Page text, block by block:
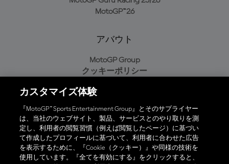
MotoGP™26
アバウト
MotoGP Group
クッキーポリシー
プライバシーポリシー
購入ポリシー
オフィシャルアプリ
カスタマイズ体験
『MotoGP™ Sports Entertainment Group』とそのサプライヤー
は、当社のウェブサイト、製品、サービスとのやり取りを測
定し、利用者の閲覧習慣（例えば閲覧したページ）に基づい
て作成したプロフィールに基づいて、利用者に合わせた広告
を表示するために、『Cookie（クッキー）』や同様の技術を
使用しています。『全てを有効にする』をクリックすると、